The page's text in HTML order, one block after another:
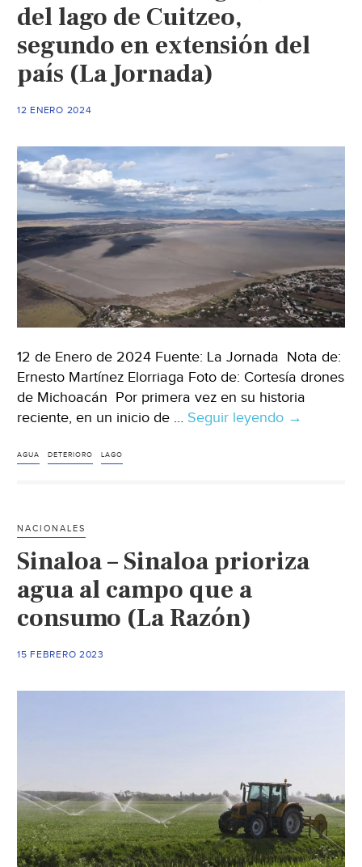
Lago
de
Texcoco
y
entierra
de
que
quiso
ser
megaaeropuerto.
(Wired)
del lago de Cuitzeo,
segundo en extensión del
país (La Jornada)
12 ENERO 2024
12 de Enero de 2024 Fuente: La Jornada Nota de:
Ernesto Martínez Elorriaga Foto de: Cortesía drones
de Michoacán Por primera vez en su historia
reciente, en un inicio de … Seguir leyendo Michoacán-
Cuitzeo,
→
AGUA DETERIORO LAGO
NACIONALES
Sinaloa – Sinaloa prioriza
agua al campo que a
consumo (La Razón)
15 FEBRERO 2023